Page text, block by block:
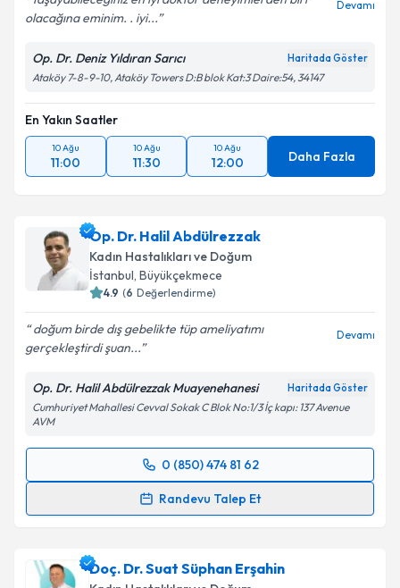
Yaşayabileceğiniz en iyi doktor deneyimlerden biri
olacağına eminim. . iyi...
Op. Dr. Deniz Yıldıran Sarıcı
Ataköy 7-8-9-10, Ataköy Towers D:B blok Kat:3 Daire:54, 34147
En Yakın Saatler
10 Ağu
11:00
10 Ağu
11:30
10 Ağu
12:00 Daha Fazla
Op. Dr. Halil Abdülrezzak
Kadın Hastalıkları ve Doğum
İstanbul, Büyükçekmece
( Değerlendirme)
doğum birde dış gebelikte tüp ameliyatımı
gerçekleştirdi şuan...
Op. Dr. Halil Abdülrezzak Muayenehanesi
Cumhuriyet Mahallesi Cevval Sokak C Blok No:1/3 İç kapı: 137 Avenue
0 (850) 474 81 62
Randevu Talep Et
Randevu Takvimi Talebi
oluşturun. Size bu uzmandan randevu almanız için bir
takvim hazırlandığında e-posta ile bilgilendireceğiz.
Doç. Dr. Suat Süphan Erşahin